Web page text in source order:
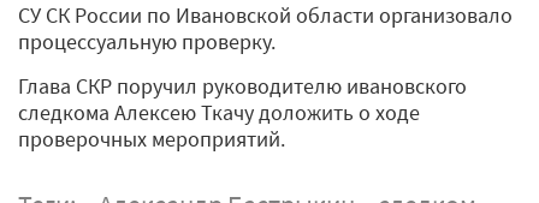
СУ СК России по Ивановской области организовало
процессуальную проверку.
Глава СКР поручил руководителю ивановского
следкома Алексею Ткачу доложить о ходе
проверочных мероприятий.